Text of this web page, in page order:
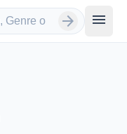
arrow_forward menu